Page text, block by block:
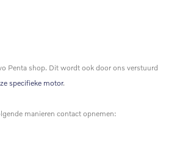
Penta shop. Dit wordt ook door ons verstuurd
specifieke motor.
manieren contact opnemen: